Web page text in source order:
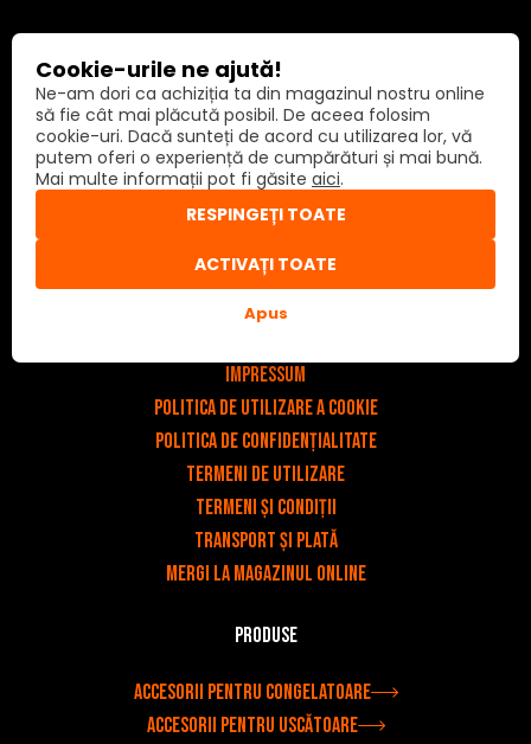
v
Contact
Serviciu
Despre noi
Odstoupit od smlouvy
E-shop
Impressum
Politica de utilizare a cookie
Politica de confidențialitate
Termeni de utilizare
Termeni și condiții
Transport și plată
Mergi la magazinul online
Produse
Accesorii pentru congelatoare
Accesorii pentru uscătoare
Cookie-urile ne ajută!
Ne-am dori ca achiziția ta din magazinul nostru online
să fie cât mai plăcută posibil. De aceea folosim
cookie-uri. Dacă sunteți de acord cu utilizarea lor, vă
putem oferi o experiență de cumpărături și mai bună.
Mai multe informații pot fi găsite aici.
Apus
RESPINGEȚI TOATE
ACTIVAȚI TOATE